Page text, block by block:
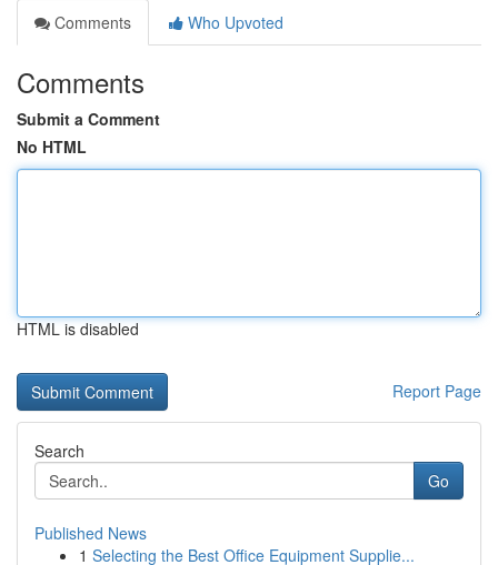
Comments
Who Upvoted
Comments
Submit a Comment
No HTML
HTML is disabled
Report Page
Search
Go
Published News
1 Selecting the Best Office Equipment Supplie...